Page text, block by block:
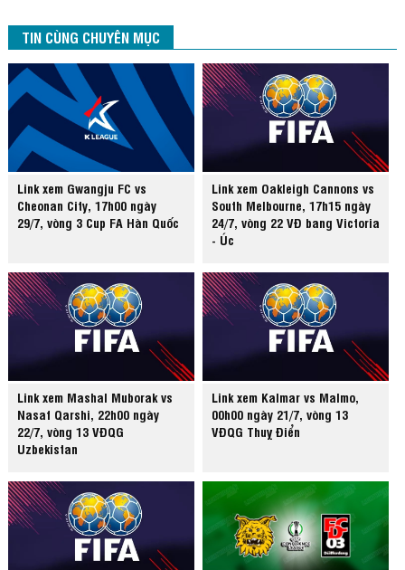
TIN CÙNG CHUYÊN MỤC
Link xem Gwangju FC vs
Cheonan City, 17h00 ngày
29/7, vòng 3 Cup FA Hàn Quốc
Link xem Oakleigh Cannons vs
South Melbourne, 17h15 ngày
24/7, vòng 22 VĐ bang Victoria
- Úc
Link xem Mashal Muborak vs
Nasaf Qarshi, 22h00 ngày
22/7, vòng 13 VĐQG
Uzbekistan
Link xem Kalmar vs Malmo,
00h00 ngày 21/7, vòng 13
VĐQG Thuỵ Điển